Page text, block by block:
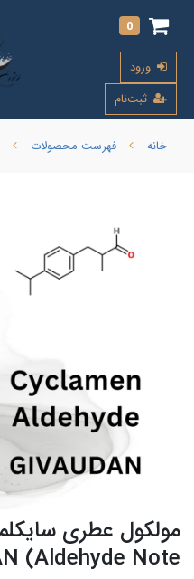
0
ورود
ثبت‌نام
خانه فهرست محصولات
Aldehyde Note) GIVAUDAN